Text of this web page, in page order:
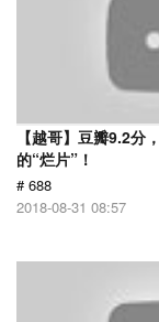
【越哥】豆瓣9.2分
的“烂片”！
# 688
2018-08-31 08:57